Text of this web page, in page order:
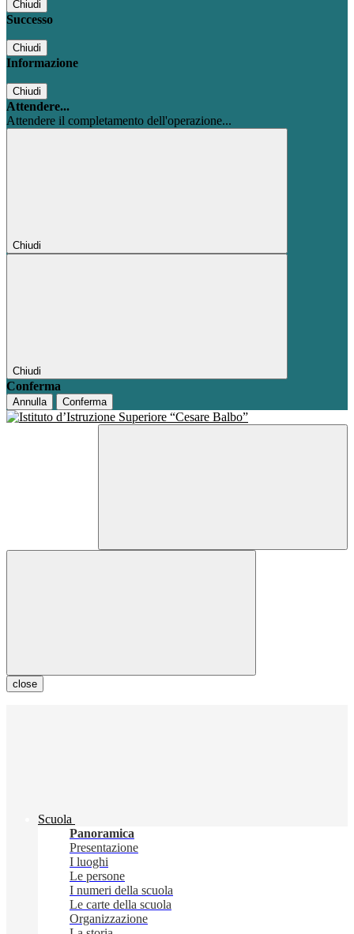
Chiudi
Successo
Chiudi
Informazione
Chiudi
Attendere...
Attendere il completamento dell'operazione...
Chiudi
Chiudi
Conferma
Annulla Conferma
close
Scuola
Panoramica
Presentazione
I luoghi
Le persone
I numeri della scuola
Le carte della scuola
Organizzazione